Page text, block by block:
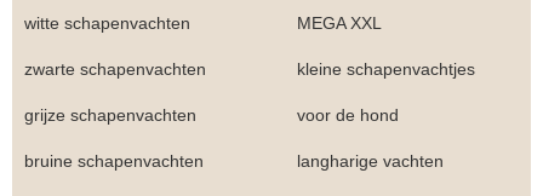
witte schapenvachten MEGA XXL
zwarte schapenvachten kleine schapenvachtjes
grijze schapenvachten voor de hond
bruine schapenvachten langharige vachten